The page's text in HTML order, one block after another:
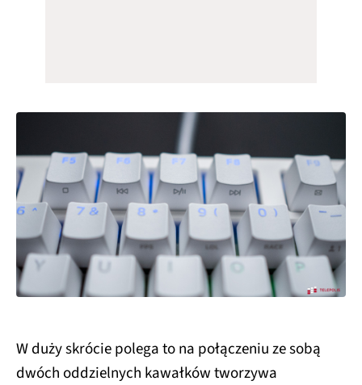
W duży skrócie polega to na połączeniu ze sobą
dwóch oddzielnych kawałków tworzywa